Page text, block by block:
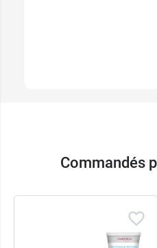
Commandés